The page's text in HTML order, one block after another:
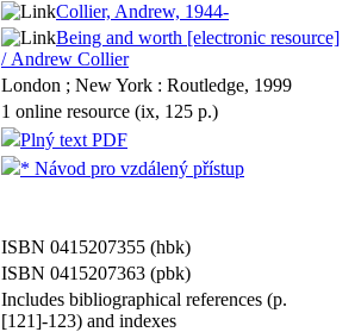
Collier, Andrew, 1944-
Being and worth [electronic resource]
/ Andrew Collier
London ; New York : Routledge, 1999
1 online resource (ix, 125 p.)
Plný text PDF
* Návod pro vzdálený přístup
ISBN 0415207355 (hbk)
ISBN 0415207363 (pbk)
Includes bibliographical references (p.
[121]-123) and indexes